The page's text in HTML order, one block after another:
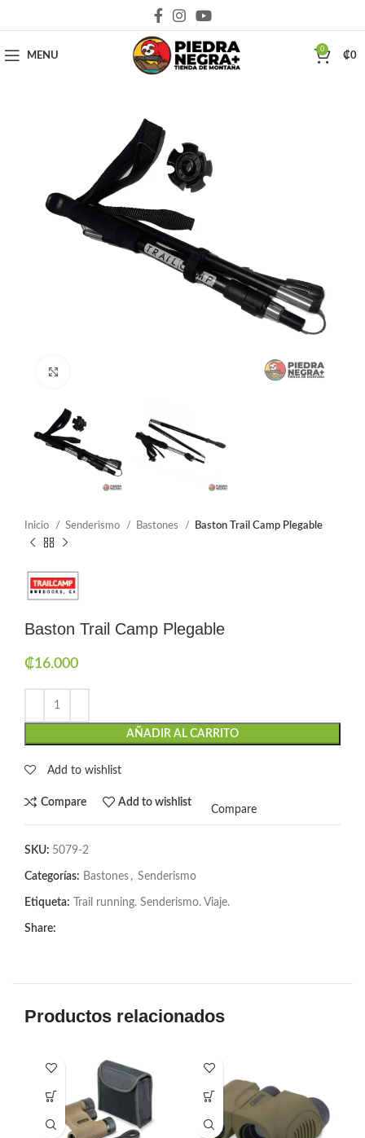
MENU
0
₡0
Inicio Senderismo Bastones Baston Trail Camp Plegable
Baston Trail Camp Plegable
₡16.000
AÑADIR AL CARRITO
Add to wishlist
Compare Add to wishlist
Compare
SKU: 5079-2
Categorías: Bastones , Senderismo
Etiqueta: Trail running. Senderismo. Viaje.
Share:
Productos relacionados
Deja que la montaña sea parte de tu vida